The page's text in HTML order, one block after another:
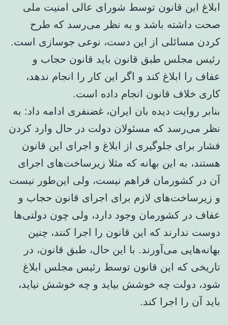
ابلاغ این قانون توسط شورای عالی امنیت ملی
صحت داشته باشد و به نظر می‌رسد که طرح
کردن مسائلی از این دست، نوعی جوسازی است.
رئیس مجلس طبق قانون باید قانون حجاب و
عفاف را ابلاغ کند و اگر این کار را انجام ندهد،
کاری خلاف قانون انجام داده است.
بنابر روایت دیده بان ایران، غضنفری ادامه داد: به
نظر می‌رسد که مسئولان دولت در حال وارد کردن
فشار برای جلوگیری از ابلاغ و اجرای این قانون
هستند، به این بهانه که مثلا زیرساخت‌های اجرای
آن در کشورمان فراهم نیست، ولی این‌طور نیست
و زیرساخت‌های لازم برای اجرای قانون حجاب و
عفاف در کشورمان وجود دارد، ولی چون دولتی‌ها
دوست ندارند که این قانون را اجرا کنند، چنین
بهانه‌هایی می‌آورند. با این حال، طبق قانون، در
تاریخی که این قانون توسط رئیس مجلس ابلاغ
شود، دولت چه خوشش بیاید و چه خوشش نیاید،
باید آن را اجرا کند.